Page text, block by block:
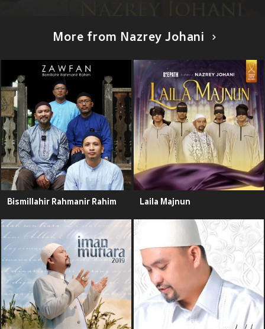
More from Nazrey Johani
Bismillahir Rahmanir Rahim Laila Majnun